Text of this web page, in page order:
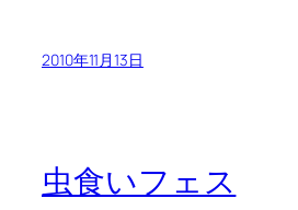
2010年11月13日
虫食いフェス